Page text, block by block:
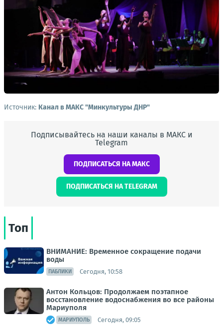
Источник: Канал в МАКС "Минкультуры ДНР"
Подписывайтесь на наши каналы в МАКС и
Telegram
ПОДПИСАТЬСЯ НА МАКС
ПОДПИСАТЬСЯ НА TELEGRAM
Топ
ВНИМАНИЕ: Временное сокращение подачи
воды
ПАБЛИКИ Сегодня, 10:58
Антон Кольцов: Продолжаем поэтапное
восстановление водоснабжения во все районы
Мариуполя
МАРИУПОЛЬ Сегодня, 09:05